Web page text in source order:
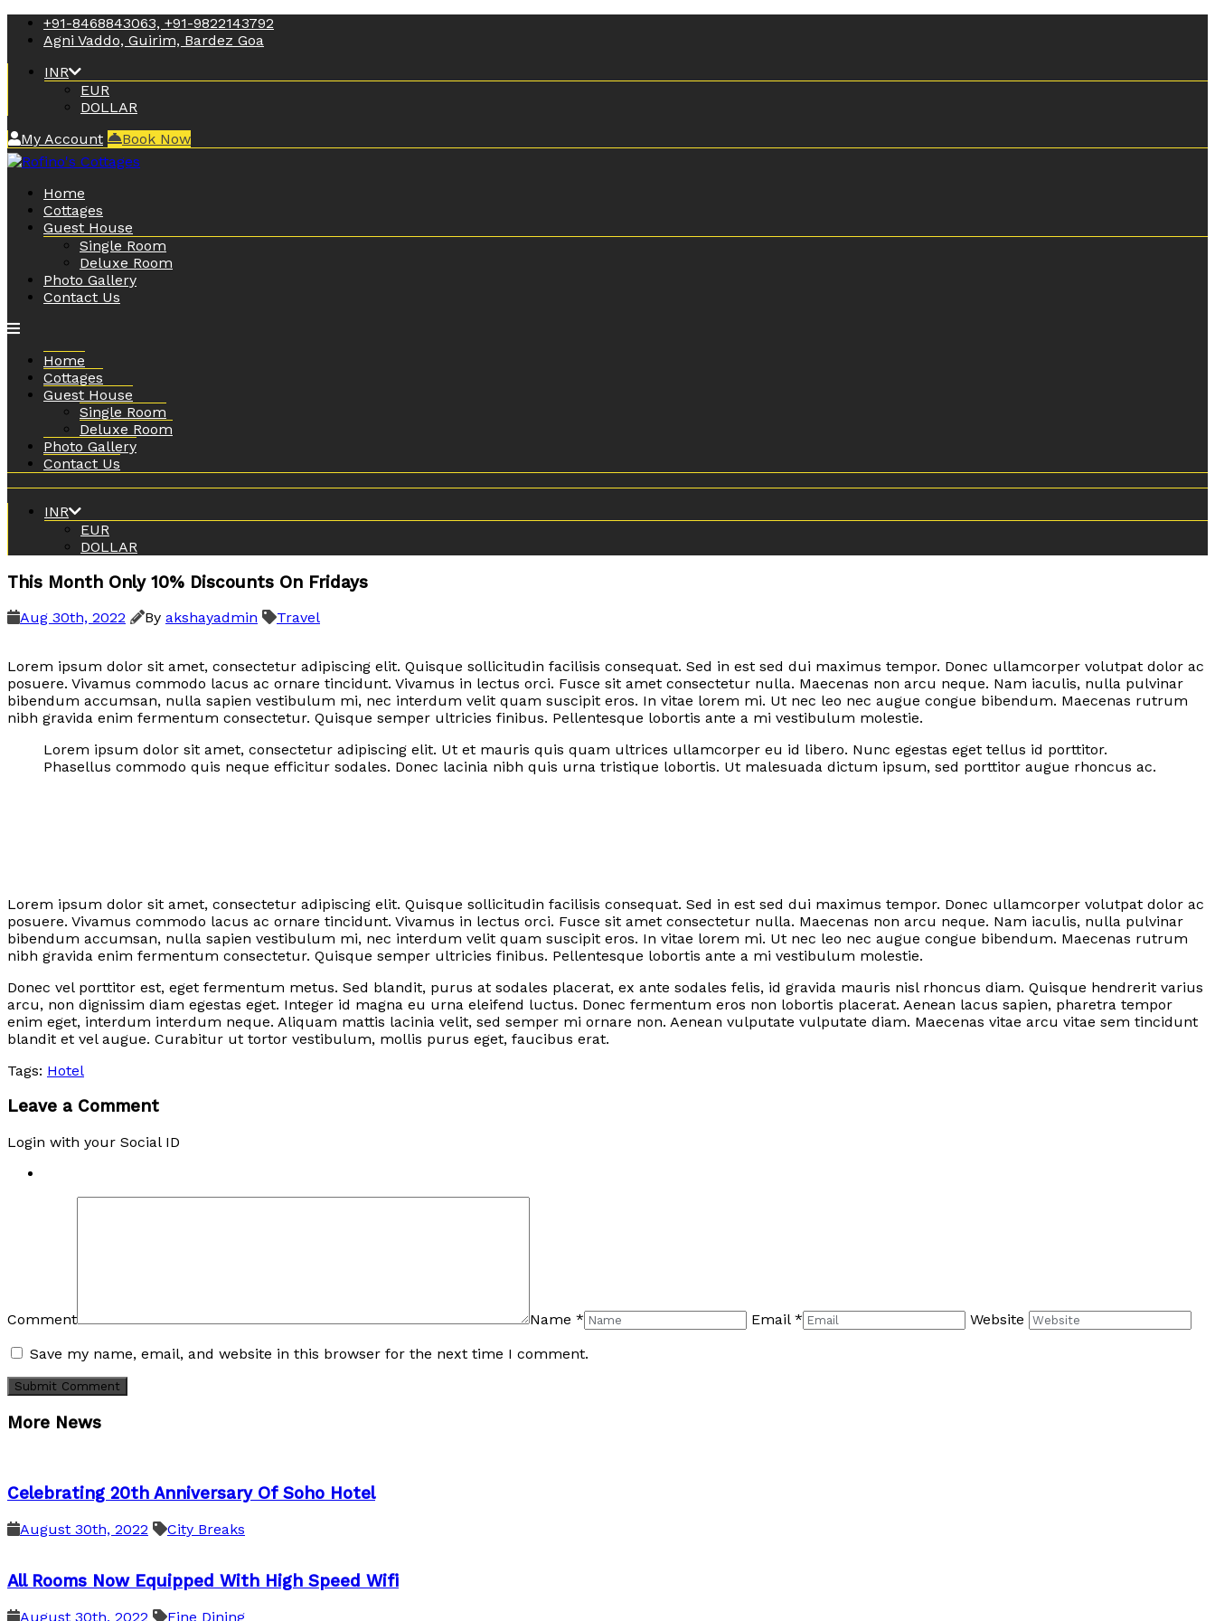
+91-8468843063, +91-9822143792
Agni Vaddo, Guirim, Bardez Goa
INR
EUR
DOLLAR
My Account
Book Now
Home
Cottages
Guest House
Single Room
Deluxe Room
Photo Gallery
Contact Us
Home
Cottages
Guest House
Single Room
Deluxe Room
Photo Gallery
Contact Us
INR
EUR
DOLLAR
This Month Only 10% Discounts On Fridays
Aug 30th, 2022 By akshayadmin Travel
Lorem ipsum dolor sit amet, consectetur adipiscing elit. Quisque sollicitudin facilisis consequat. Sed in est sed dui maximus tempor. Donec ullamcorper volutpat dolor ac
posuere. Vivamus commodo lacus ac ornare tincidunt. Vivamus in lectus orci. Fusce sit amet consectetur nulla. Maecenas non arcu neque. Nam iaculis, nulla pulvinar
bibendum accumsan, nulla sapien vestibulum mi, nec interdum velit quam suscipit eros. In vitae lorem mi. Ut nec leo nec augue congue bibendum. Maecenas rutrum
nibh gravida enim fermentum consectetur. Quisque semper ultricies finibus. Pellentesque lobortis ante a mi vestibulum molestie.
Lorem ipsum dolor sit amet, consectetur adipiscing elit. Ut et mauris quis quam ultrices ullamcorper eu id libero. Nunc egestas eget tellus id porttitor.
Phasellus commodo quis neque efficitur sodales. Donec lacinia nibh quis urna tristique lobortis. Ut malesuada dictum ipsum, sed porttitor augue rhoncus ac.
Lorem ipsum dolor sit amet, consectetur adipiscing elit. Quisque sollicitudin facilisis consequat. Sed in est sed dui maximus tempor. Donec ullamcorper volutpat dolor ac
posuere. Vivamus commodo lacus ac ornare tincidunt. Vivamus in lectus orci. Fusce sit amet consectetur nulla. Maecenas non arcu neque. Nam iaculis, nulla pulvinar
bibendum accumsan, nulla sapien vestibulum mi, nec interdum velit quam suscipit eros. In vitae lorem mi. Ut nec leo nec augue congue bibendum. Maecenas rutrum
nibh gravida enim fermentum consectetur. Quisque semper ultricies finibus. Pellentesque lobortis ante a mi vestibulum molestie.
Donec vel porttitor est, eget fermentum metus. Sed blandit, purus at sodales placerat, ex ante sodales felis, id gravida mauris nisl rhoncus diam. Quisque hendrerit varius
arcu, non dignissim diam egestas eget. Integer id magna eu urna eleifend luctus. Donec fermentum eros non lobortis placerat. Aenean lacus sapien, pharetra tempor
enim eget, interdum interdum neque. Aliquam mattis lacinia velit, sed semper mi ornare non. Aenean vulputate vulputate diam. Maecenas vitae arcu vitae sem tincidunt
blandit et vel augue. Curabitur ut tortor vestibulum, mollis purus eget, faucibus erat.
Tags: Hotel
Leave a Comment
Login with your Social ID
Comment Name * Email *
Website
Save my name, email, and website in this browser for the next time I comment.
More News
Celebrating 20th Anniversary Of Soho Hotel
August 30th, 2022 City Breaks
All Rooms Now Equipped With High Speed Wifi
August 30th, 2022 Fine Dining